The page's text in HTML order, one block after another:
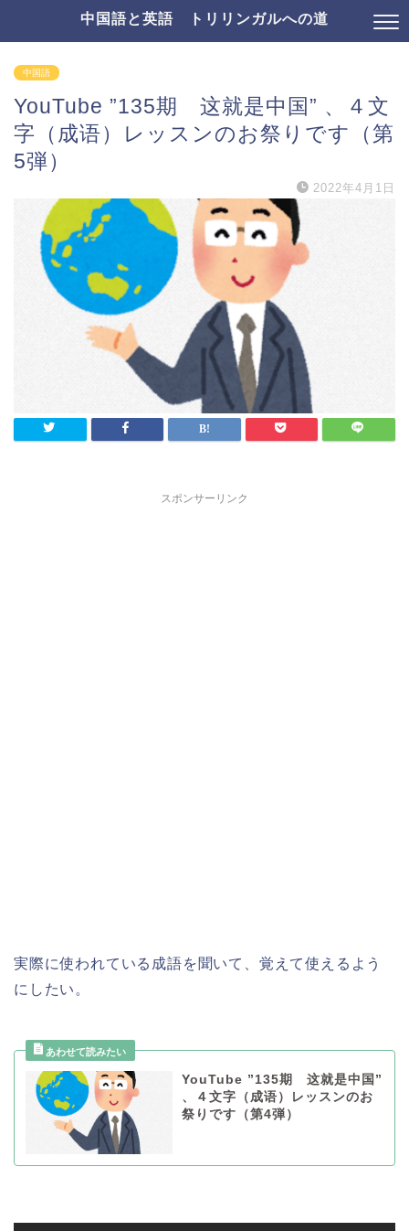
中国語と英語 トリリンガルへの道
中国語
YouTube ”135期 这就是中国” 、４文
字（成语）レッスンのお祭りです（第
5弾）
2022年4月1日
スポンサーリンク
実際に使われている成語を聞いて、覚えて使えるよう
にしたい。
YouTube ”135期 这就是中国”
、４文字（成语）レッスンのお
祭りです（第4弾）